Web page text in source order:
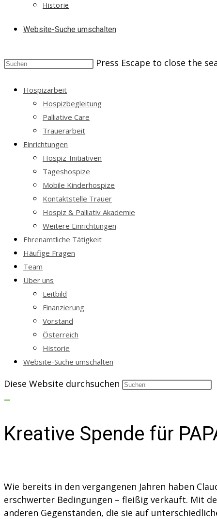
Historie
Website-Suche umschalten
Press Escape to close the
Hospizarbeit
Hospizbegleitung
Palliative Care
Trauerarbeit
Einrichtungen
Hospiz-Initiativen
Tageshospize
Mobile Kinderhospize
Kontaktstelle Trauer
Hospiz & Palliativ Akademie
Weitere Einrichtungen
Ehrenamtliche Tätigkeit
Häufige Fragen
Team
Über uns
Leitbild
Finanzierung
Vorstand
Österreich
Historie
Website-Suche umschalten
Diese Website durchsuchen
Kreative Spende für
Wie bereits in den vergangenen Jahren haben
erschwerter Bedingungen – fleißig verkauft. Mit
anderen Gegenständen, die sie auf